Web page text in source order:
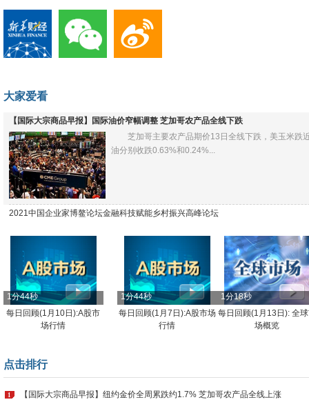
大家爱看
【国际大宗商品早报】国际油价窄幅调整 芝加哥农产品全线下跌
芝加哥主要农产品期价13日全线下跌，美玉米跌
油分别收跌0.63%和0.24%...
2021中国企业家博鳌论坛金融科技赋能乡村振兴高峰论坛
1分44秒
每日回顾(1月10日):A股市
场行情
1分44秒
每日回顾(1月7日):A股市场
行情
1分18秒
每日回顾(1月13日): 全
场概览
点击排行
1 【国际大宗商品早报】纽约金价全周累跌约1.7% 芝加哥农产品全线上涨